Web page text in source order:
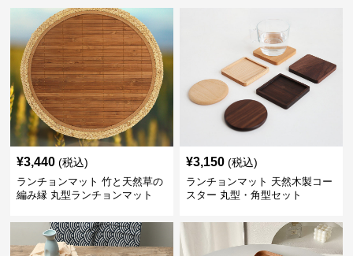
¥3,440 (税込)
ランチョンマット 竹と天然草の
編み縁 丸型ランチョンマット
¥3,150 (税込)
ランチョンマット 天然木製コー
スター 丸型・角型セット